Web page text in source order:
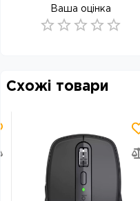
Ваша оцінка
Схожі товари